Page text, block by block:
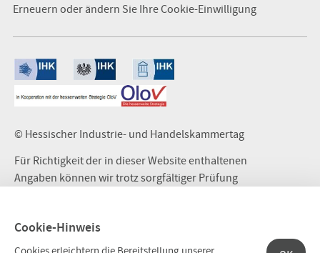
Cookie-Hinweis
© Hessischer Industrie- und Handelskammertag
Für Richtigkeit der in dieser Website enthaltenen
Angaben können wir trotz sorgfältiger Prüfung
um fremde Inhalte, für die wir keine Haftung
übernehmen und deren Inhalt wir uns nicht zu
Erneuern oder ändern Sie Ihre Cookie-Einwilligung